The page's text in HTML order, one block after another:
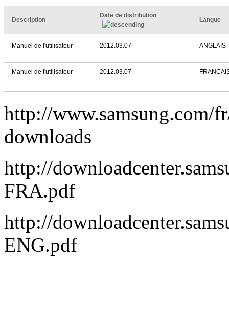
Description
Date de distribution
Langue
Manuel de l'utilisateur 2012.03.07 ANGLAIS
Manuel de l'utilisateur 2012.03.07
http://www.samsung.com/
downloads
http://
FRA.pdf
http://
ENG.pdf